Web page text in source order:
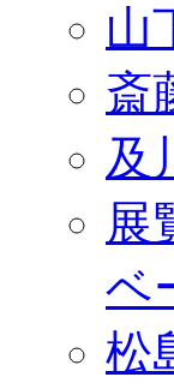
山
斎
及
展
ベ
松